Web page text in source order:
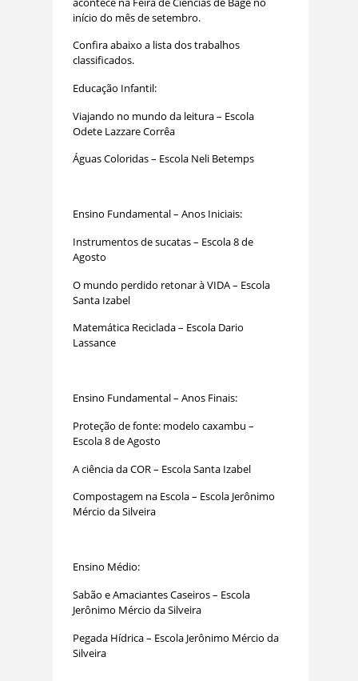
início do mês de setembro.
Confira abaixo a lista dos trabalhos
classificados.
Educação Infantil:
Viajando no mundo da leitura – Escola
Odete Lazzare Corrêa
Águas Coloridas – Escola Neli Betemps
Ensino Fundamental – Anos Iniciais:
Instrumentos de sucatas – Escola 8 de
Agosto
O mundo perdido retonar à VIDA – Escola
Santa Izabel
Matemática Reciclada – Escola Dario
Lassance
Ensino Fundamental – Anos Finais:
Proteção de fonte: modelo caxambu –
Escola 8 de Agosto
A ciência da COR – Escola Santa Izabel
Compostagem na Escola – Escola Jerônimo
Mércio da Silveira
Ensino Médio:
Sabão e Amaciantes Caseiros – Escola
Jerônimo Mércio da Silveira
Pegada Hídrica – Escola Jerônimo Mércio da
Silveira